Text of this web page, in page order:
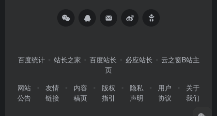
百度统计 站长之家 百度站长 必应站长
云之窗B站主
页
网站
公告
友情
链接
内容
稿页
版权
指引
隐私
声明
用户
协议
关于
我们